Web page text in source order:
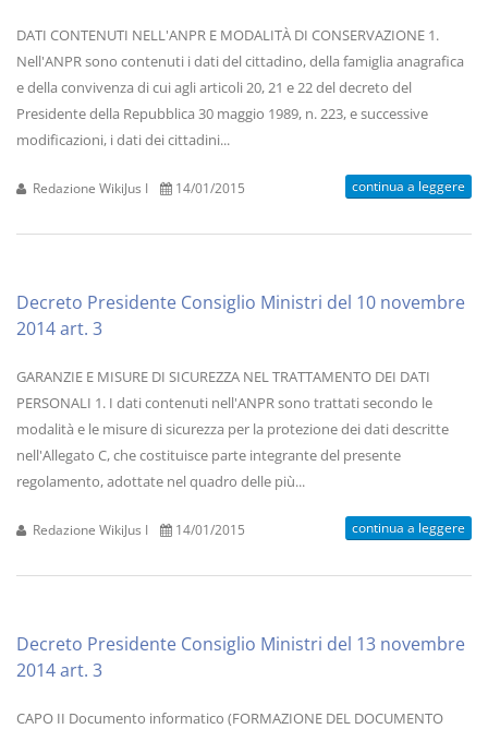
DATI CONTENUTI NELL'ANPR E MODALITÀ DI CONSERVAZIONE 1.
Nell'ANPR sono contenuti i dati del cittadino, della famiglia anagrafica
e della convivenza di cui agli articoli 20, 21 e 22 del decreto del
Presidente della Repubblica 30 maggio 1989, n. 223, e successive
modificazioni, i dati dei cittadini...
Redazione WikiJus I 14/01/2015 continua a leggere
Decreto Presidente Consiglio Ministri del 10 novembre
2014 art. 3
GARANZIE E MISURE DI SICUREZZA NEL TRATTAMENTO DEI DATI
PERSONALI 1. I dati contenuti nell'ANPR sono trattati secondo le
modalità e le misure di sicurezza per la protezione dei dati descritte
nell'Allegato C, che costituisce parte integrante del presente
regolamento, adottate nel quadro delle più...
Redazione WikiJus I 14/01/2015 continua a leggere
Decreto Presidente Consiglio Ministri del 13 novembre
2014 art. 3
CAPO II Documento informatico (FORMAZIONE DEL DOCUMENTO